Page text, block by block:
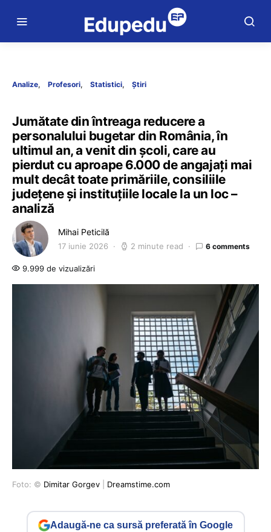
Analize Profesori Statistici Știri
Jumătate din întreaga reducere a
personalului bugetar din România, în
ultimul an, a venit din școli, care au
pierdut cu aproape 6.000 de angajați mai
mult decât toate primăriile, consiliile
județene și instituțiile locale la un loc –
analiză
Mihai Peticilă
17 iunie 2026 2 minute read 6 comments
9.999 de vizualizări
Foto: © Dimitar Gorgev Dreamstime.com
Adaugă-ne ca sursă preferată în Google